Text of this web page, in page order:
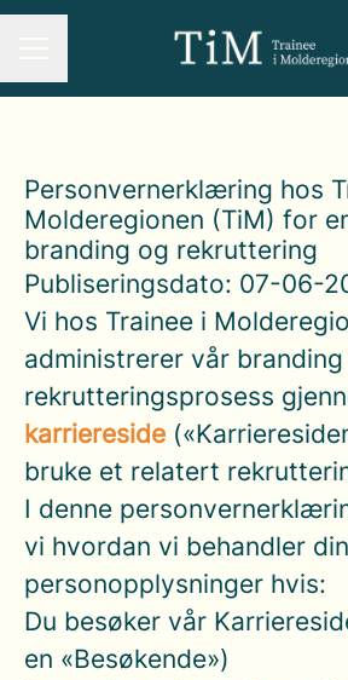
Personvernerklæring hos
Molderegionen (TiM) for
branding og rekruttering
Publiseringsdato: 07-06-
Vi hos Trainee i
administrerer vår
rekrutteringsprosess
karriereside
bruke et relatert
I denne
vi hvordan vi behandler
personopplysninger hvis:
Du besøker vår
en «Besøkende»)